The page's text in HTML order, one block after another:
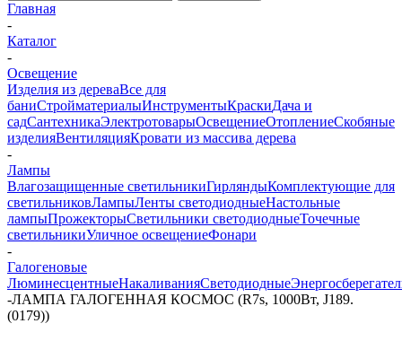
Главная
-
Каталог
-
Освещение
Изделия из дереваВсе для
баниСтройматериалыИнструментыКраскиДача и
садСантехникаЭлектротоварыОсвещениеОтоплениеСкобяные
изделияВентиляцияКровати из массива дерева
-
Лампы
Влагозащищенные светильникиГирляндыКомплектующие для
светильниковЛампыЛенты светодиодныеНастольные
лампыПрожекторыСветильники светодиодныеТочечные
светильникиУличное освещениеФонари
-
Галогеновые
ЛюминесцентныеНакаливанияСветодиодные
-ЛАМПА ГАЛОГЕННАЯ КОСМОС (R7s, 1000Вт, J189.
(0179))